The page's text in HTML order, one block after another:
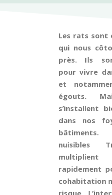
Les rats sont
qui nous
près. Ils
pour vivre
et
égouts.
s’installent
dans nos
bâtiments.
nuisibles
rapidement
cohabitation
risque.